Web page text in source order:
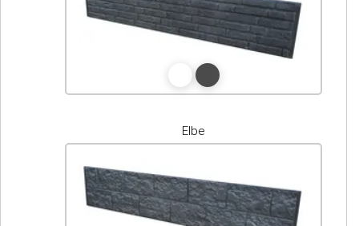
Elbe